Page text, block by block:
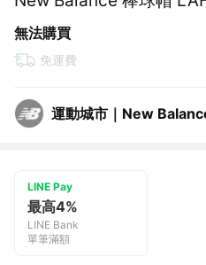
無法購買
免運費
運動城市｜New
LINE Pay
最高4%
LINE Bank
單筆滿額